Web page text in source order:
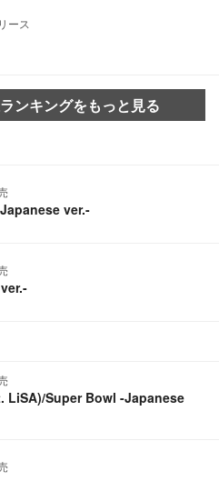
ース
ンキングをもっと見る
ver.-
LiSA)/Super Bowl -Japanese